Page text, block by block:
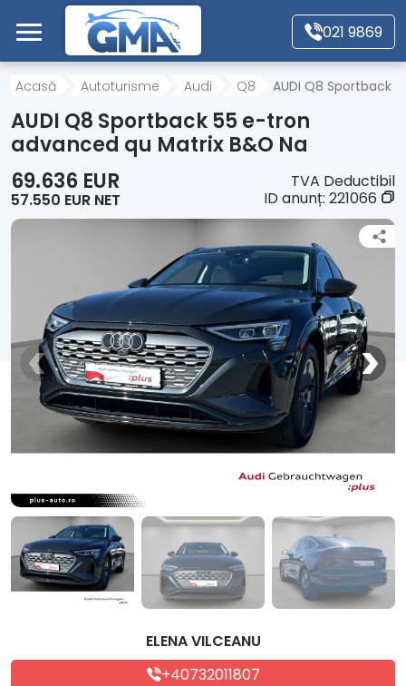
Mergi direct la conținutul principal
021 9869
Acasă
Autoturisme
Motociclete
Alte tipuri vehicule
Despre Noi
Contact
Acasă Autoturisme Audi Q8 AUDI Q8 Sportback
AUDI Q8 Sportback 55 e-tron
advanced qu Matrix B&O Na
69.636 EUR
57.550 EUR NET
TVA Deductibil
ID anunț: 221066
ELENA VILCEANU
+40732011807